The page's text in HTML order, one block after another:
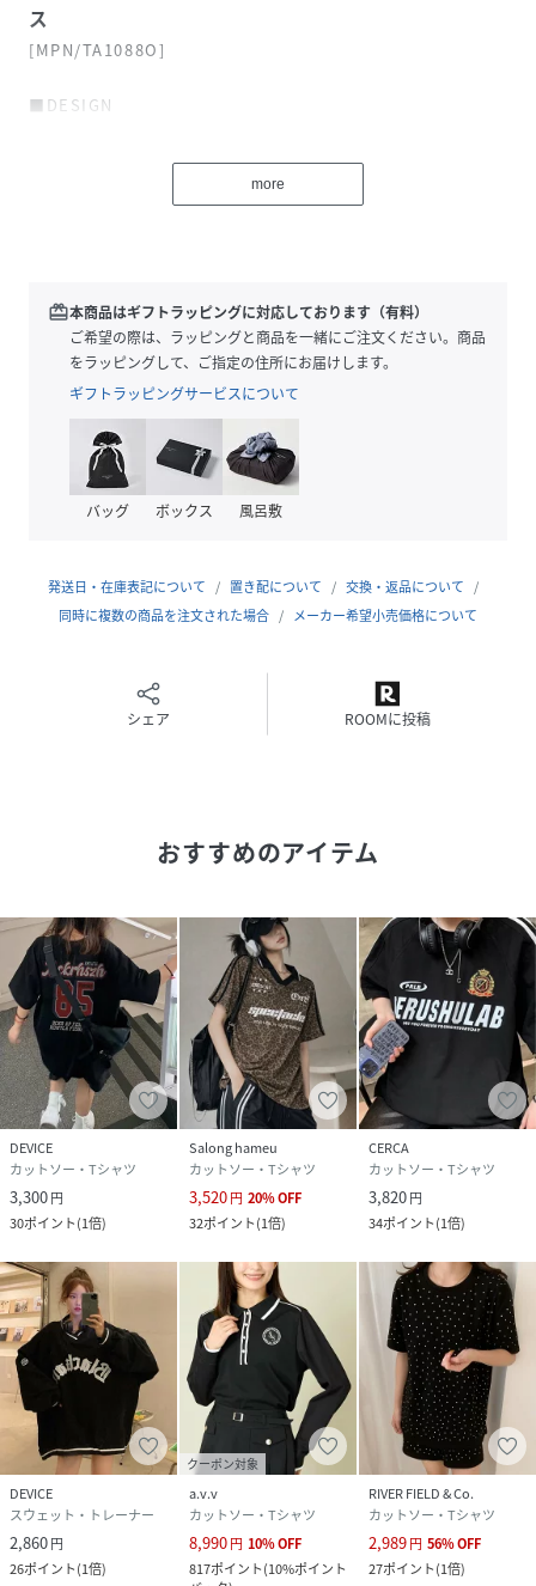
ス
[MPN/TA1088O]
■DESIGN
・セットアップなのでコーデを考えなくてもオシャレに♪
・トップス＆ボトムス共に単品使いができるので、着回しの
----------
<よりお買い物をお楽しみ頂くために…>
商品のお気に入り登録していただくと、値下げなどのお得な
情報などをお客様に通知致します！
気になる商品はぜひこちらの機能をお使いください！
再入荷リクエストを登録いただくことで、商品が入荷いたし
ましたらメールでお知らせいたします！
・ブランドのお気に入り登録
DEVICE店のお得な情報「新着アイテム」「セールアイテ
原産国
素材 ポリエステル
FREE
品番
MB9056_TA1088O
TA1088O-LGY-F MB9056
more
redeem本商品はギフトラッピングに対応しております（有料）
ご希望の際は、ラッピングと商品を一緒にご注文ください。商品
をラッピングして、ご指定の住所にお届けします。
ギフトラッピングサービスについて
バッグ ボックス 風呂敷
発送日・在庫表記について 置き配について
交換・返品について
同時に複数の商品を注文された場合
メーカー希望小売価格について
シェア ROOMに投稿
おすすめのアイテム
DEVICE
カットソー・Tシャツ
3,300円
30ポイント(1倍)
Salong hameu
カットソー・Tシャツ
3,520円 20%OFF
32ポイント(1倍)
CERCA
カットソー・Tシャツ
3,820円
34ポイント(1倍)
DEVICE
スウェット・トレーナー
2,860円
26ポイント(1倍)
クーポン対象
a.v.v
カットソー・Tシャツ
8,990円 10%OFF
817ポイント(10%ポイント
RIVER FIELD & Co.
カットソー・Tシャツ
2,989円 56%OFF
27ポイント(1倍)